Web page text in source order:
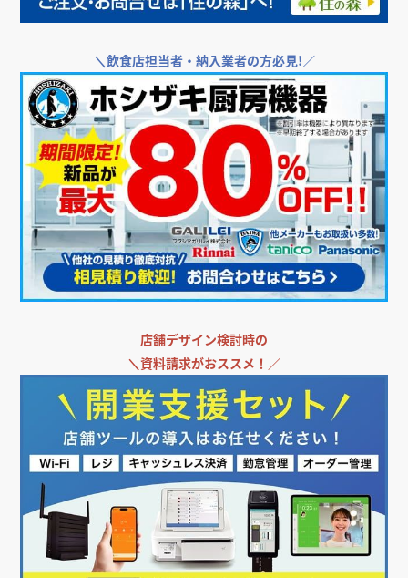
＼飲食店担当者・納入業者の方必見!／
店舗デザイン検討時の
＼資料請求がおススメ！／